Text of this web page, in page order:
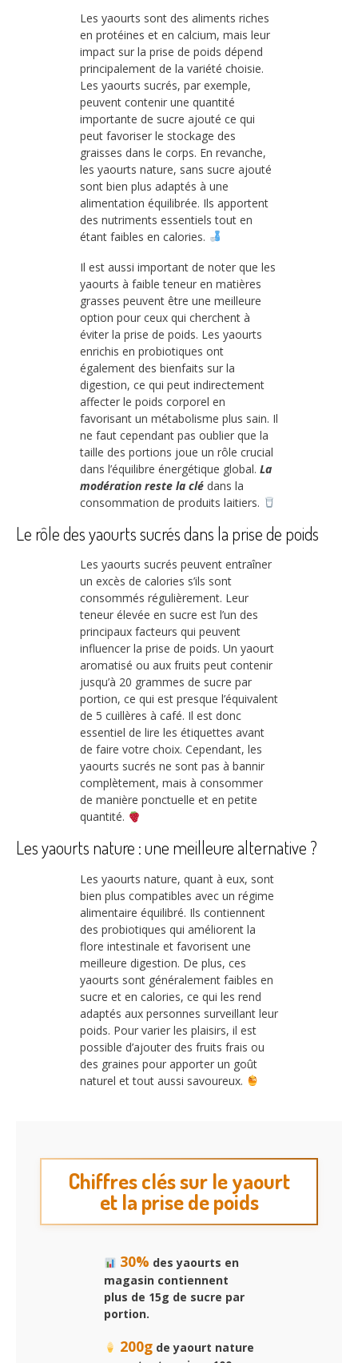
Les yaourts sont des aliments riches
en protéines et en calcium, mais leur
impact sur la prise de poids dépend
principalement de la variété choisie.
Les yaourts sucrés, par exemple,
peuvent contenir une quantité
importante de sucre ajouté ce qui
peut favoriser le stockage des
graisses dans le corps. En revanche,
les yaourts nature, sans sucre ajouté
sont bien plus adaptés à une
alimentation équilibrée. Ils apportent
des nutriments essentiels tout en
étant faibles en calories.
Il est aussi important de noter que les
yaourts à faible teneur en matières
grasses peuvent être une meilleure
option pour ceux qui cherchent à
éviter la prise de poids. Les yaourts
enrichis en probiotiques ont
également des bienfaits sur la
digestion, ce qui peut indirectement
affecter le poids corporel en
favorisant un métabolisme plus sain. Il
ne faut cependant pas oublier que la
taille des portions joue un rôle crucial
dans l’équilibre énergétique global. La
modération reste la clé dans la
consommation de produits laitiers.
Le rôle des yaourts sucrés dans la prise de poids
Les yaourts sucrés peuvent entraîner
un excès de calories s’ils sont
consommés régulièrement. Leur
teneur élevée en sucre est l’un des
principaux facteurs qui peuvent
influencer la prise de poids. Un yaourt
aromatisé ou aux fruits peut contenir
jusqu’à 20 grammes de sucre par
portion, ce qui est presque l’équivalent
de 5 cuillères à café. Il est donc
essentiel de lire les étiquettes avant
de faire votre choix. Cependant, les
yaourts sucrés ne sont pas à bannir
complètement, mais à consommer
de manière ponctuelle et en petite
quantité.
Les yaourts nature : une meilleure alternative ?
Les yaourts nature, quant à eux, sont
bien plus compatibles avec un régime
alimentaire équilibré. Ils contiennent
des probiotiques qui améliorent la
flore intestinale et favorisent une
meilleure digestion. De plus, ces
yaourts sont généralement faibles en
sucre et en calories, ce qui les rend
adaptés aux personnes surveillant leur
poids. Pour varier les plaisirs, il est
possible d’ajouter des fruits frais ou
des graines pour apporter un goût
naturel et tout aussi savoureux.
Chiffres clés sur le yaourt
et la prise de poids
30% des yaourts en
magasin contiennent
plus de 15g de sucre par
portion.
200gde yaourt nature